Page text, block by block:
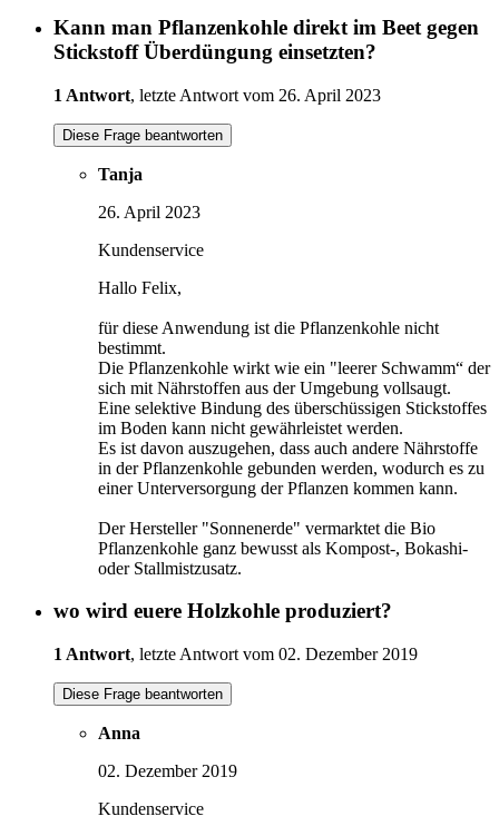
Kann man Pflanzenkohle direkt im Beet gegen
Stickstoff Überdüngung einsetzten?
1 Antwort, letzte Antwort vom 26. April 2023
Diese Frage beantworten
Tanja
26. April 2023
Kundenservice
Hallo Felix,
für diese Anwendung ist die Pflanzenkohle nicht
bestimmt.
Die Pflanzenkohle wirkt wie ein "leerer Schwamm“ der
sich mit Nährstoffen aus der Umgebung vollsaugt.
Eine selektive Bindung des überschüssigen Stickstoffes
im Boden kann nicht gewährleistet werden.
Es ist davon auszugehen, dass auch andere Nährstoffe
in der Pflanzenkohle gebunden werden, wodurch es zu
einer Unterversorgung der Pflanzen kommen kann.
Der Hersteller "Sonnenerde" vermarktet die Bio
Pflanzenkohle ganz bewusst als Kompost-, Bokashi-
oder Stallmistzusatz.
wo wird euere Holzkohle produziert?
1 Antwort, letzte Antwort vom 02. Dezember 2019
Diese Frage beantworten
Anna
02. Dezember 2019
Kundenservice